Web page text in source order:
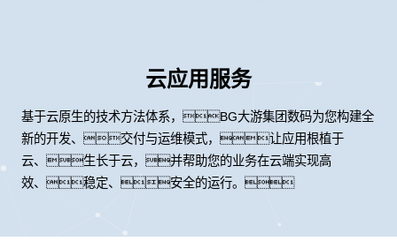
云应用服务
基于云原生的技术方法体系，BG大游集团数码为您构建全
新的开发、交付与运维模式，让应用根植于
云、生长于云，并帮助您的业务在云端实现高
效、稳定、安全的运行。